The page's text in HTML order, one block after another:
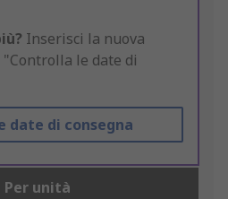
Inserisci la nuova
le date di
date di consegna
Per unità